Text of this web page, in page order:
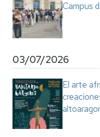
Campus
03/07/2026
El arte